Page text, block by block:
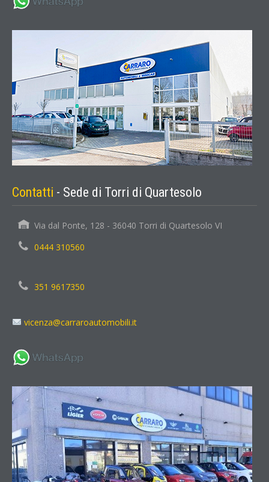
Contatti - Sede di Torri di Quartesolo
Via dal Ponte, 128 - 36040 Torri di Quartesolo VI
0444 310560
351 9617350
vicenza@carraroautomobili.it